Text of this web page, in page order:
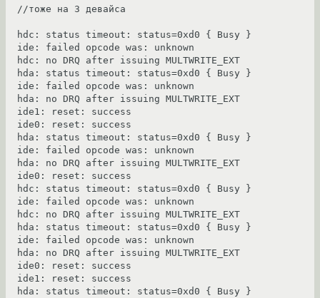
//тоже на 3 девайса
hdc: status timeout: status=0xd0 { Busy }
ide: failed opcode was: unknown
hdc: no DRQ after issuing MULTWRITE_EXT
hda: status timeout: status=0xd0 { Busy }
ide: failed opcode was: unknown
hda: no DRQ after issuing MULTWRITE_EXT
ide1: reset: success
ide0: reset: success
hda: status timeout: status=0xd0 { Busy }
ide: failed opcode was: unknown
hda: no DRQ after issuing MULTWRITE_EXT
ide0: reset: success
hdc: status timeout: status=0xd0 { Busy }
ide: failed opcode was: unknown
hdc: no DRQ after issuing MULTWRITE_EXT
hda: status timeout: status=0xd0 { Busy }
ide: failed opcode was: unknown
hda: no DRQ after issuing MULTWRITE_EXT
ide0: reset: success
ide1: reset: success
hda: status timeout: status=0xd0 { Busy }